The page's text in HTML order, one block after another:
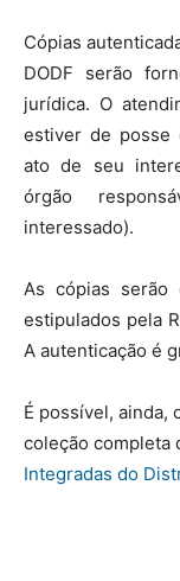
Cópias
DODF serão
jurídica. O
estiver de posse
ato de seu
órgão
interessado).
As cópias serão
estipulados pela
A autenticação é
É possível, ainda,
coleção completa
Integradas do